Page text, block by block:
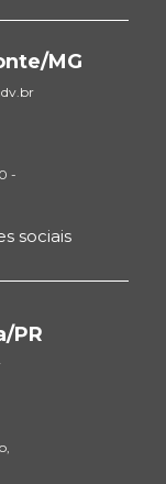
MG
-
sociais
PR